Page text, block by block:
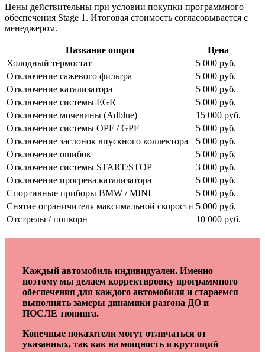
Цены действительны при условии покупки программного
обеспечения Stage 1. Итоговая стоимость согласовывается с
менеджером.
Название опции
Цена
Холодный термостат
5 000 руб.
Отключение сажевого фильтра
5 000 руб.
Отключение катализатора
5 000 руб.
Отключение системы EGR
5 000 руб.
Отключение мочевины (Adblue)
15 000 руб.
Отключение системы OPF / GPF
5 000 руб.
Отключение заслонок впускного коллектора
5 000 руб.
Отключение ошибок
5 000 руб.
Отключение системы START/STOP
3 000 руб.
Отключение прогрева катализатора
5 000 руб.
Спортивные приборы BMW / MINI
5 000 руб.
Снятие ограничителя максимальной скорости 5 000 руб.
Отстрелы / попкорн
10 000 руб.
Каждый автомобиль индивидуален. Именно
поэтому мы делаем корректировку программного
обеспечения для каждого автомобиля и стараемся
выполнять замеры динамики разгона ДО и
ПОСЛЕ тюнинга.
Конечные показатели могут отличаться от
указанных, так как на мощность и крутящий